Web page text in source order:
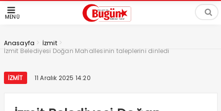
MENÜ
Anasayfa > İzmit >
İzmit Belediyesi Doğan Mahallesinin taleplerini dinledi
İZMIT 11 Aralık 2025 14:20